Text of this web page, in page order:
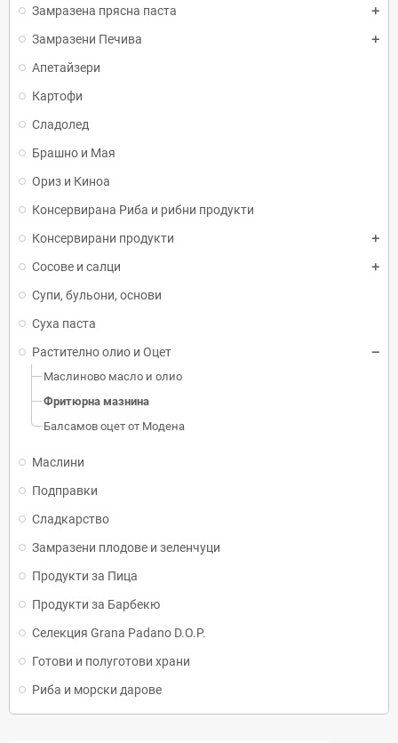
Замразена прясна паста
Замразени Печива
Апетайзери
Картофи
Сладолед
Брашно и Мая
Ориз и Киноа
Консервирана Риба и рибни продукти
Консервирани продукти
Сосове и салци
Супи, бульони, основи
Суха паста
Растително олио и Оцет
Маслиново масло и олио
Фритюрна мазнина
Балсамов оцет от Модена
Маслини
Подправки
Сладкарство
Замразени плодове и зеленчуци
Продукти за Пица
Продукти за Барбекю
Селекция Grana Padano D.O.P.
Готови и полуготови храни
Риба и морски дарове